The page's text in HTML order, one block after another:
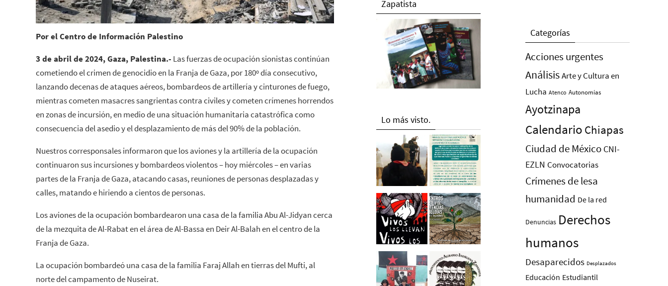
Por el Centro de Información Palestino
3 de abril de 2024, Gaza, Palestina.- Las fuerzas de ocupación sionistas continúan
cometiendo el crimen de genocidio en la Franja de Gaza, por 180º día consecutivo,
lanzando decenas de ataques aéreos, bombardeos de artillería y cinturones de fuego,
mientras cometen masacres sangrientas contra civiles y cometen crímenes horrendos
en zonas de incursión, en medio de una situación humanitaria catastrófica como
consecuencia del asedio y el desplazamiento de más del 90% de la población.
Nuestros corresponsales informaron que los aviones y la artillería de la ocupación
continuaron sus incursiones y bombardeos violentos – hoy miércoles – en varias
partes de la Franja de Gaza, atacando casas, reuniones de personas desplazadas y
calles, matando e hiriendo a cientos de personas.
Los aviones de la ocupación bombardearon una casa de la familia Abu Al-Jidyan cerca
de la mezquita de Al-Rabat en el área de Al-Bassa en Deir Al-Balah en el centro de la
Franja de Gaza.
La ocupación bombardeó una casa de la familia Faraj Allah en tierras del Mufti, al
norte del campamento de Nuseirat.
Zapatista
Lo más visto.
Categorías
Acciones urgentes
AnálisisArte y Cultura en
Lucha Atenco Autonomías
Ayotzinapa
Calendario Chiapas
Ciudad de México CNI-
EZLN Convocatorias
Crímenes de lesa
humanidad De la red
Denuncias Derechos
humanos
Desaparecidos Desplazados
Educación Estudiantil